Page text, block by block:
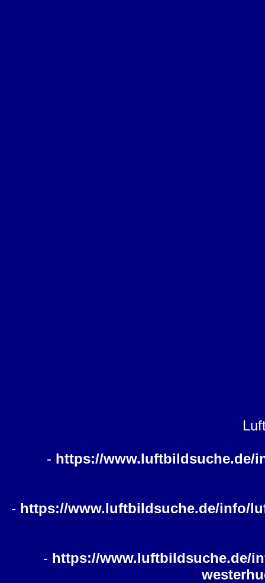
- https://www.luftbildsuche.de/
- https://www.luftbildsuche.de/info/
- https://www.luftbildsuche.de/